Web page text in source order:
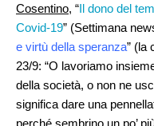
Cosentino, “Il dono del
Covid-19” (Settimana
e virtù della speranza” (la
23/9: “O lavoriamo
della società, o non ne
significa dare una
perché sembrino un po’